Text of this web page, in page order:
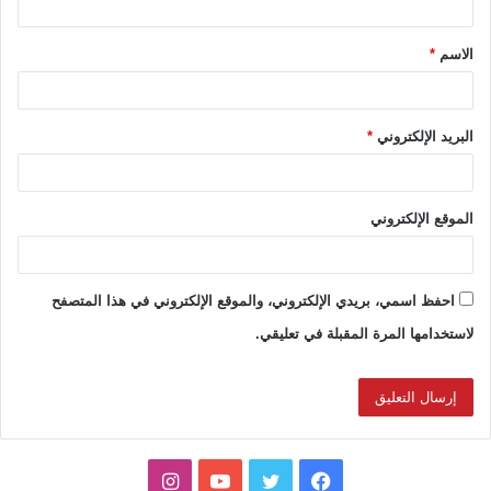
ق
*الاسم *
البريد الإلكتروني *
الموقع الإلكتروني
احفظ اسمي، بريدي الإلكتروني، والموقع الإلكتروني في هذا المتصفح
لاستخدامها المرة المقبلة في تعليقي.